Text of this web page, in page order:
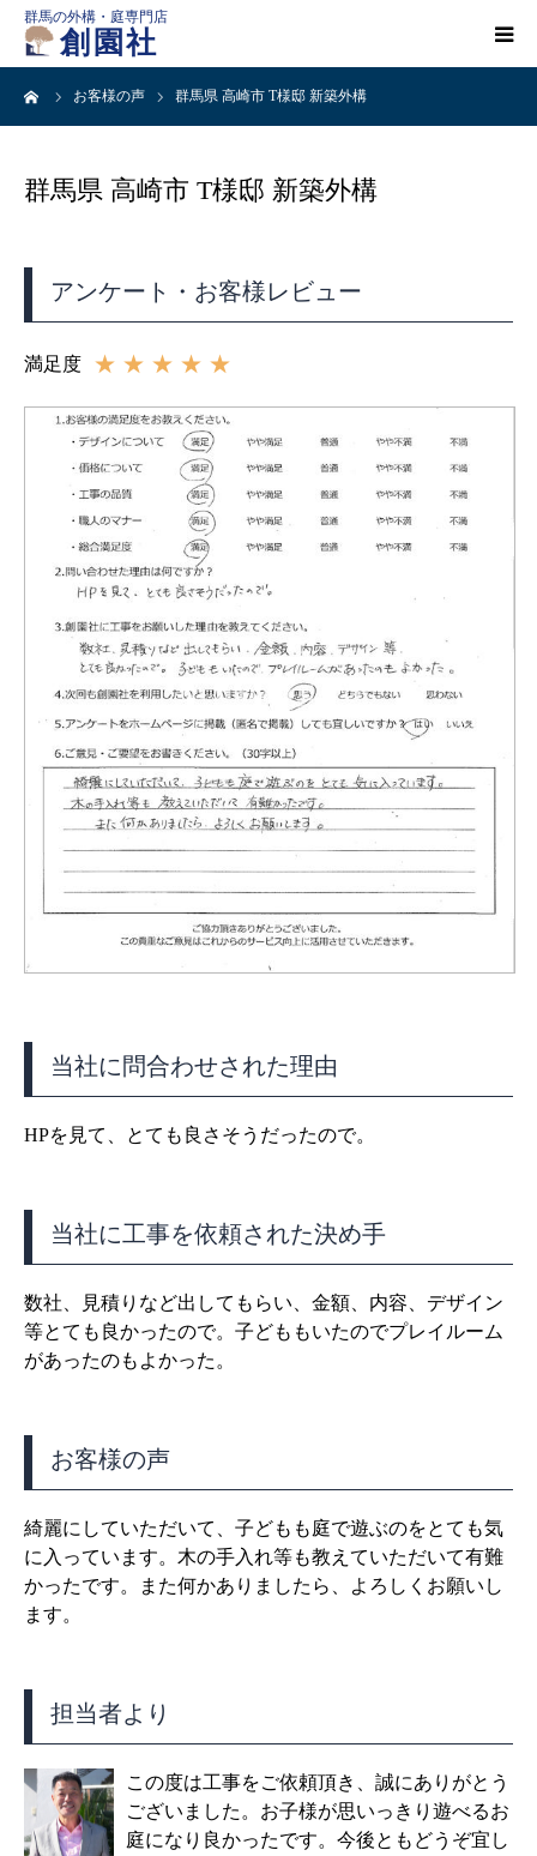
群馬の外構・庭専門店
創園社
お客様の声 群馬県 高崎市 T様邸 新築外構
群馬県 高崎市 T様邸 新築外構
アンケート・お客様レビュー
満足度 ★★★★★
当社に問合わせされた理由
HPを見て、とても良さそうだったので。
当社に工事を依頼された決め手
数社、見積りなど出してもらい、金額、内容、デザイン
等とても良かったので。子どももいたのでプレイルーム
があったのもよかった。
お客様の声
綺麗にしていただいて、子どもも庭で遊ぶのをとても気
に入っています。木の手入れ等も教えていただいて有難
かったです。また何かありましたら、よろしくお願いし
ます。
担当者より
この度は工事をご依頼頂き、誠にありがとう
ございました。お子様が思いっきり遊べるお
庭になり良かったです。今後ともどうぞ宜し
HOME
施工事例一覧
創園社とは
ご依頼の流れ
お客様の声
新着情報
お問合せ